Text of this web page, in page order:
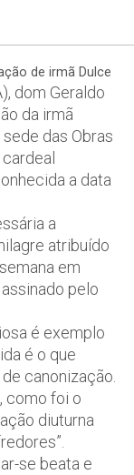
de irmã Dulce
dom Geraldo
da irmã
das Obras
a data
a
atribuído
em
pelo
é exemplo
é o que
canonização.
como foi o
diuturna
se beata e